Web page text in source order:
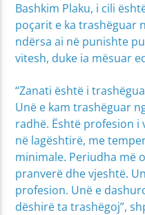
Bashkim Plaku, i cili
poçarit e ka trashëguar
ndërsa ai në punishte
vitesh, duke ia mësuar
“Zanati është i
Unë e kam trashëguar
radhë. Është profesion
në lagështirë, me
minimale. Periudha më
pranverë dhe vjeshtë.
profesion. Unë e
dëshirë ta trashëgoj”,